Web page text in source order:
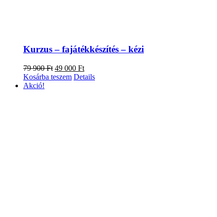
Kurzus – fajátékkészítés – kézi
79 900Ft Original
price
49 000 FtCurrent
price
Kosárba teszem Details
Akció!